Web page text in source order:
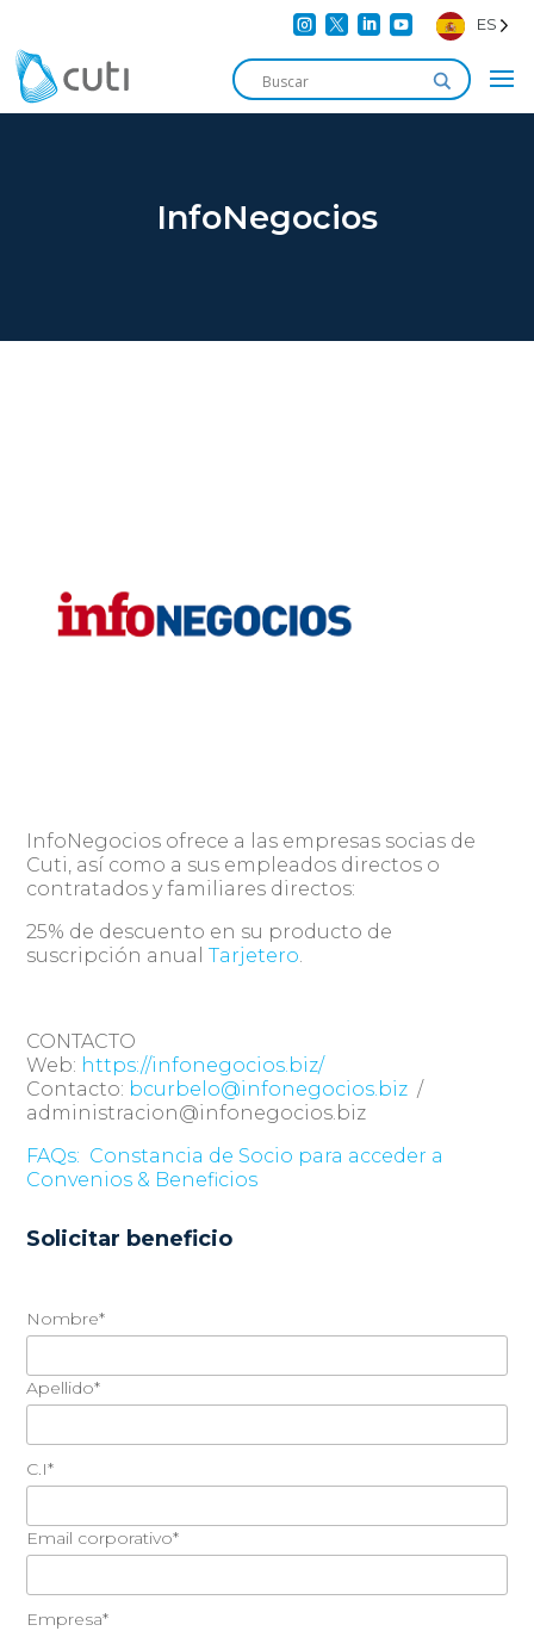
    ES
InfoNegocios
InfoNegocios ofrece a las empresas socias de
Cuti, así como a sus empleados directos o
contratados y familiares directos:
25% de descuento en su producto de
suscripción anualTarjetero.
CONTACTO
Web: https://infonegocios.biz/
Contacto: bcurbelo@infonegocios.biz /
administracion@infonegocios.biz
FAQs: Constancia de Socio para acceder a
Convenios & Beneficios
Solicitar beneficio
Nombre*
Apellido*
C.I*
Email corporativo*
Empresa*